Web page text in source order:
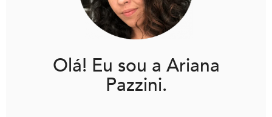
Olá! Eu sou a Ariana
Pazzini.